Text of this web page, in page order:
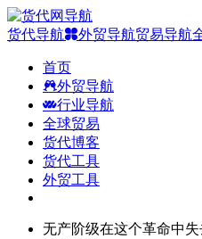
货代导航 外贸导航贸易导航
首页
外贸导航
行业导航
全球贸易
货代博客
货代工具
外贸工具
无产阶级在这个革命中失